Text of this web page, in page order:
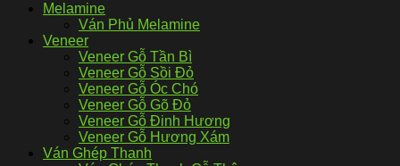
Melamine
Ván Phủ Melamine
Veneer
Veneer Gỗ Tần Bì
Veneer Gỗ Sồi Đỏ
Veneer Gỗ Óc Chó
Veneer Gỗ Gõ Đỏ
Veneer Gỗ Đinh Hương
Veneer Gỗ Hương Xám
Ván Ghép Thanh